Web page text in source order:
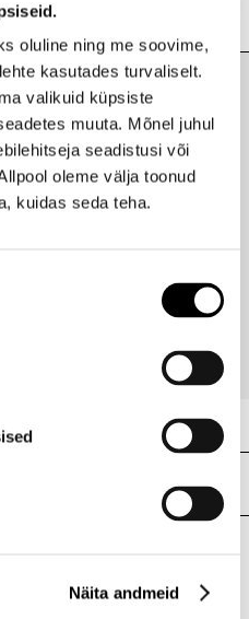
oluline ning me soovime,
kasutades turvaliselt.
valikuid küpsiste
muuta. Mõnel juhul
seadistusi või
oleme välja toonud
kuidas seda teha.
Näita andmeid
Seed Butter*, Polyglyceryl-
Sativa Seed Oil*, Cera
Powder*,
Communis Seed Oil*,
Tocopherol*, Sorbitan
Silica (Algae)*, Caproic Acid,
tooted